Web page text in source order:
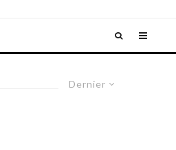
Dernier